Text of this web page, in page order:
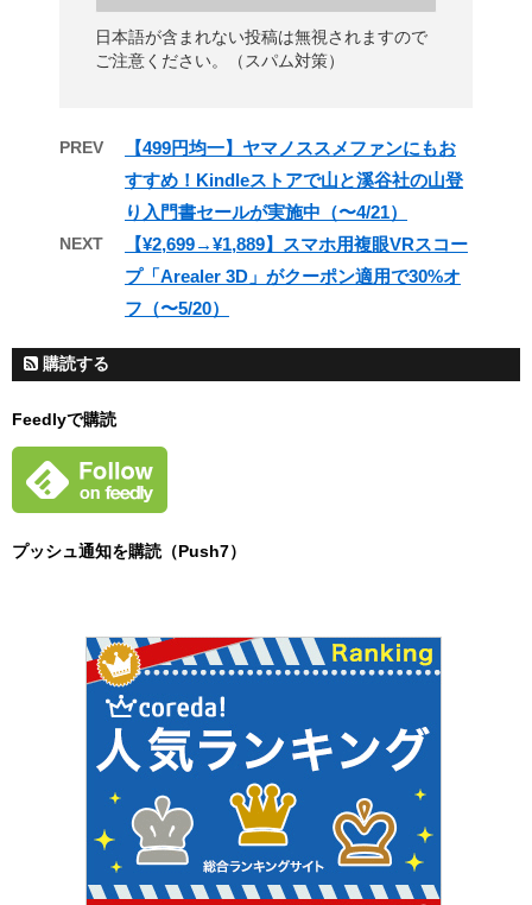
日本語が含まれない投稿は無視されますので
ご注意ください。（スパム対策）
PREV
【499円均一】ヤマノススメファンにもお
すすめ！Kindleストアで山と溪谷社の山登
り入門書セールが実施中（〜4/21）
NEXT
【¥2,699→¥1,889】スマホ用複眼VRスコー
プ「Arealer 3D」がクーポン適用で30%オ
フ（〜5/20）
購読する
Feedlyで購読
プッシュ通知を購読（Push7）